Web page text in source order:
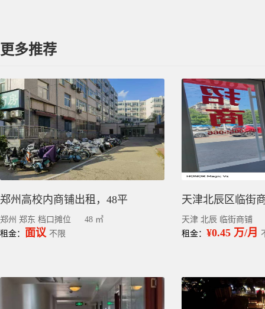
更多推荐
郑州高校内商铺出租，48平
郑州 郑东 档口摊位
48 ㎡
租金： 面议 不限
天津 北辰 临街商铺
租金： ¥0.45 万/月